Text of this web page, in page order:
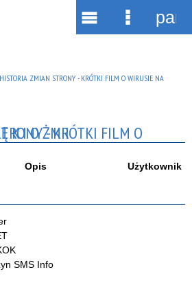
HISTORIA ZMIAN STRONY - KRÓTKI FILM O WIRUSIE NA
NA LITERĘ K I O ŻMII
Opis Użytkownik
Wyszukiwarka
Narzędzia
MenuMenu